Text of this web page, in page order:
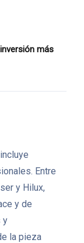
más
Entre
y Hilux,
y de
y
la pieza